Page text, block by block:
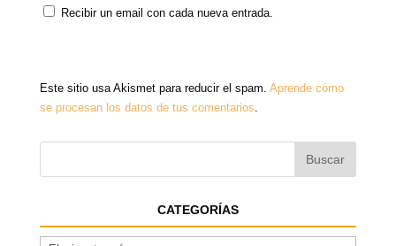
Recibir un email con cada nueva entrada.
Este sitio usa Akismet para reducir el spam. Aprende cómo
se procesan los datos de tus comentarios.
CATEGORÍAS